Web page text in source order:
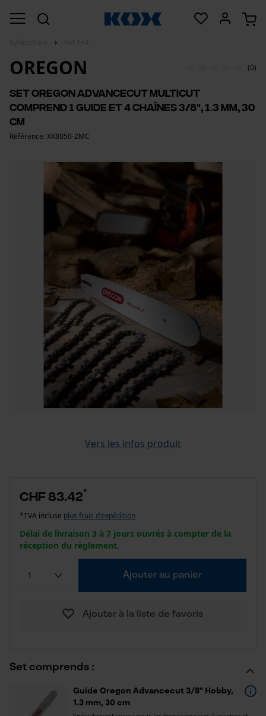
OREGON (0)
Set Oregon AdvanceCut MultiCut
comprend 1 guide et 4 chaînes 3/8", 1.3 mm, 30
cm
Référence: XX8050-2MC
Vers les infos produit
Set comprends :
Guide Oregon Advancecut 3/8" Hobby,
1.3 mm, 30 cm
CHF 83.42*
*TVA incluse plus frais d'expédition
Délai de livraison 3 à 7 jours ouvrés à compter de la
réception du règlement.
Ajouter au panier
Ajouter à la liste de favoris